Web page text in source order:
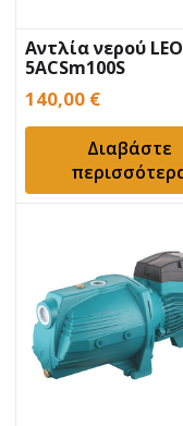
Αντλία νερού LEO
5ACSm100S
Πολυβάθμια 1,2Hp
140,00 €
Διαβάστε